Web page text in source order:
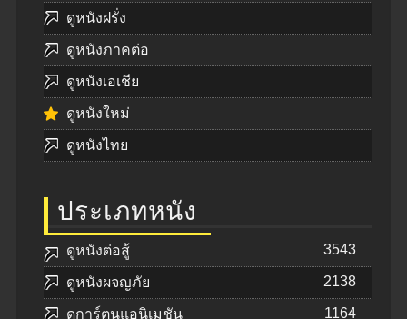
ดูหนังฝรั่ง
ดูหนังภาคต่อ
ดูหนังเอเชีย
ดูหนังใหม่
ดูหนังไทย
ประเภทหนัง
ดูหนังต่อสู้ 3543
ดูหนังผจญภัย 2138
ดูการ์ตูนแอนิเมชัน 1164